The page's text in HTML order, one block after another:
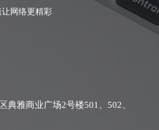
网络更精彩
典雅商业广场2号楼501、502、